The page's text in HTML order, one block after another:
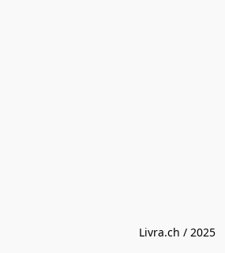
Livra.ch / 2025